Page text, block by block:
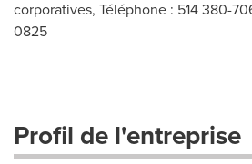
corporatives, Téléphone : 514 380-
0825
Profil de l'entreprise